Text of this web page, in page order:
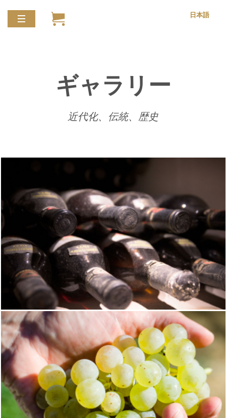
日本語
ギャラリー
近代化、伝統、歴史